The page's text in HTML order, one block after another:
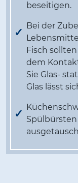
beseitigen.
Bei der
Fisch
dem
Sie Glas-
Glas lässt